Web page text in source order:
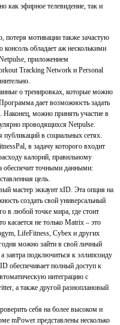
как эфирное телевидение, так и
потеря мотивации также зачастую
обладает аж несколькими
приложением
Tracking Network и Personal
о тренировках, которые можно
дает возможность задать
Наконец, можно принять участие в
проводящихся Netpulse.
в социальных сетях.
в задачу которого входит
калорий, правильному
обеспечит точными данными:
цель.
мастер эккаунт xID. Эта опция на
создать свой универсальный
в любой точке мира, где стоит
не только Matrix – это
LifeFitness, Cybex и других
можно зайти в свой личный
завтра подключиться к эллипсоиду
обеспечивает полный доступ к
интеграцию с
а также другой разноплановый
себя на более высоком и
mPower представлены несколько